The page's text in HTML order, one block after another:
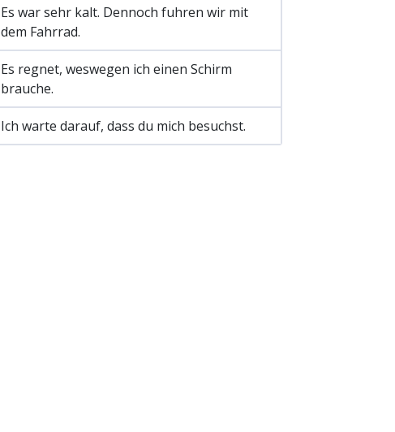
Es war sehr kalt. Dennoch fuhren wir mit
dem Fahrrad.
Es regnet, weswegen ich einen Schirm
brauche.
Ich warte darauf, dass du mich besuchst.